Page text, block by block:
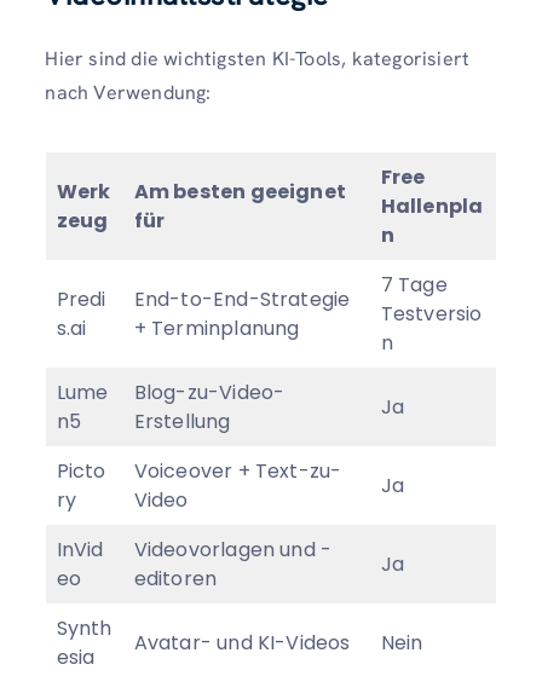
Hier sind die wichtigsten KI-Tools, kategorisiert
nach Verwendung:
Werk
zeug
Am besten geeignet
für
Free
Hallenpla
n
Predi
s.ai
End-to-End-Strategie
+ Terminplanung
7 Tage
Testversio
n
Lume
n5
Blog-zu-Video-
Erstellung
Ja
Picto
ry
Voiceover + Text-zu-
Video
Ja
InVid
eo
Videovorlagen und -
editoren
Ja
Synth
esia
Avatar- und KI-Videos Nein